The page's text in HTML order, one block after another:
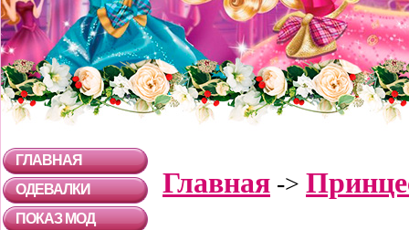
ГЛАВНАЯ
ОДЕВАЛКИ
ПОКАЗ МОД
Главная ->